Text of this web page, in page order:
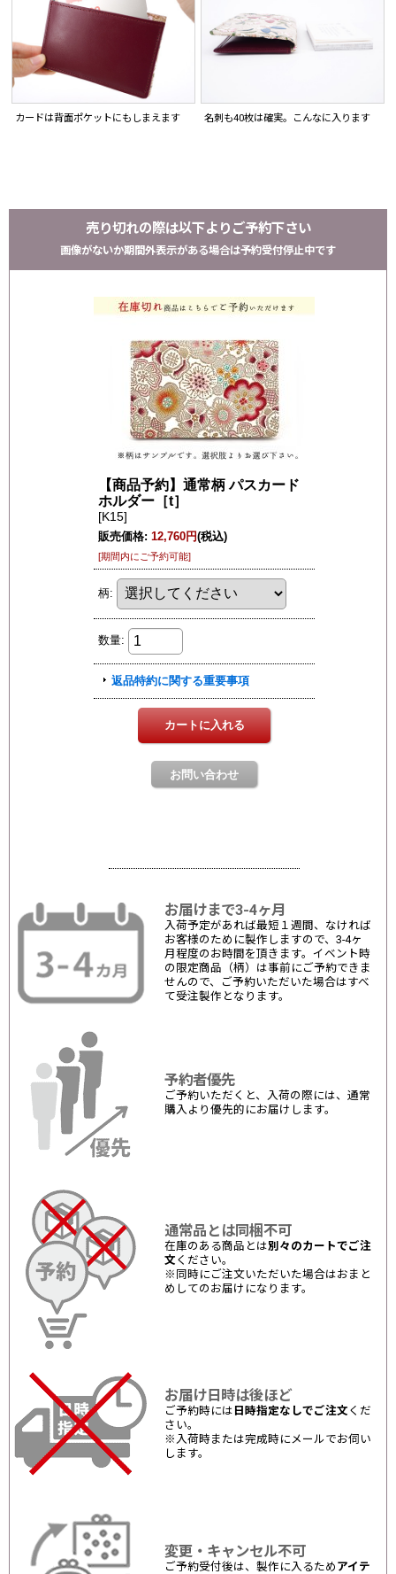
カードは背面ポケットにもしまえます 名刺も40枚は確実。こんなに入ります
売り切れの際は以下よりご予約下さい
画像がないか期間外表示がある場合は予約受付停止中です
お届けまで3-4ヶ月
入荷予定があれば最短１週間、なければ
お客様のために製作しますので、3-4ヶ
月程度のお時間を頂きます。イベント時
の限定商品（柄）は事前にご予約できま
せんので、ご予約いただいた場合はすべ
て受注製作となります。
予約者優先
ご予約いただくと、入荷の際には、通常
購入より優先的にお届けします。
通常品とは同梱不可
在庫のある商品とは別々のカートでご注
文 ください。
※同時にご注文いただいた場合はおまと
めしてのお届けになります。
お届け日時は後ほど
ご予約時には 日時指定なしでご注文 くだ
さい。
※入荷時または完成時にメールでお伺い
します。
変更・キャンセル不可
ご予約受付後は、製作に入るため アイテ